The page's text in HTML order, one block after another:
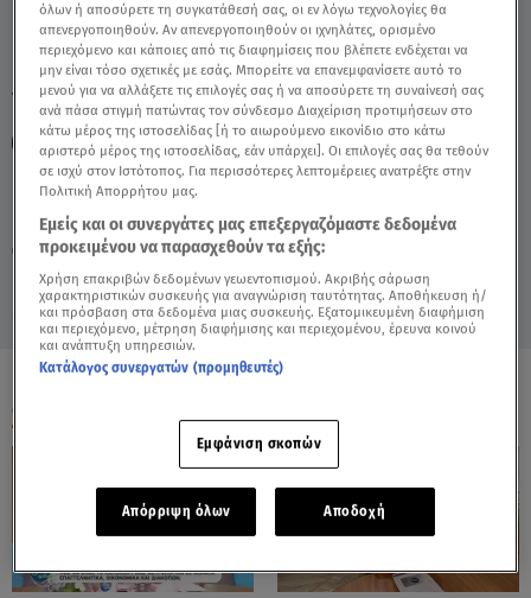
Παρασκευή 7 Αυγούστου 2026
13.05.21, 13:52 ΖΩΔΙΑ
TAGS: ΑΙΓΟΚΕΡΩΣ ΖΩΔΙΑ ΑΣΗ ΜΠΗΛΙΟΥ
ΑΣΤΡΟΛΟΓΙΚΕΣ ΠΡΟΒΛΕΨΕΙΣ ΖΩΔΙΑ ΑΣΗ ΜΠΗΛΙΟΥ
ΟΛΑ ΤΑ ΒΙΝΤΕΟ
όλων ή αποσύρετε τη συγκατάθεσή σας, οι εν λόγω τεχνολογίες θα
απενεργοποιηθούν. Αν απενεργοποιηθούν οι ιχνηλάτες, ορισμένο
περιεχόμενο και κάποιες από τις διαφημίσεις που βλέπετε ενδέχεται να
μην είναι τόσο σχετικές με εσάς. Μπορείτε να επανεμφανίσετε αυτό το
μενού για να αλλάξετε τις επιλογές σας ή να αποσύρετε τη συναίνεσή σας
ανά πάσα στιγμή πατώντας τον σύνδεσμο Διαχείριση προτιμήσεων στο
κάτω μέρος της ιστοσελίδας [ή το αιωρούμενο εικονίδιο στο κάτω
αριστερό μέρος της ιστοσελίδας, εάν υπάρχει]. Οι επιλογές σας θα τεθούν
σε ισχύ στον Ιστότοπος. Για περισσότερες λεπτομέρειες ανατρέξτε στην
Πολιτική Απορρήτου μας.
Εμείς και οι συνεργάτες μας επεξεργαζόμαστε δεδομένα
προκειμένου να παρασχεθούν τα εξής:
Χρήση επακριβών δεδομένων γεωεντοπισμού. Ακριβής σάρωση
χαρακτηριστικών συσκευής για αναγνώριση ταυτότητας. Αποθήκευση ή/
και πρόσβαση στα δεδομένα μιας συσκευής. Εξατομικευμένη διαφήμιση
και περιεχόμενο, μέτρηση διαφήμισης και περιεχομένου, έρευνα κοινού
και ανάπτυξη υπηρεσιών.
Κατάλογος συνεργατών (προμηθευτές)
Εμφάνιση σκοπών
Απόρριψη όλων Αποδοχή